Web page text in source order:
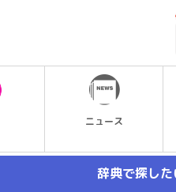
ニュース
辞典で探し